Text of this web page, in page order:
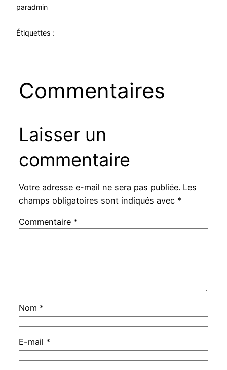
paradmin
Étiquettes :
Commentaires
Laisser un
commentaire
Votre adresse e-mail ne sera pas publiée. Les
champs obligatoires sont indiqués avec *
Commentaire *
Nom *
E-mail *